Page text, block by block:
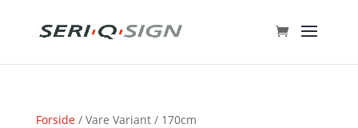
Forside/ Vare Variant / 170cm